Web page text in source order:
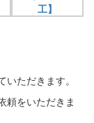
ただきます。
頼をいただきま